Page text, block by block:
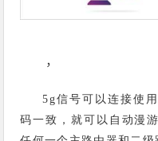
，
5g信号可以连接使
码一致，就可以自动漫